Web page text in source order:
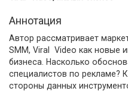
Аннотация
Автор рассматривает
SMM, Viral Video как новые
бизнеса. Насколько
специалистов по рекламе?
стороны данных